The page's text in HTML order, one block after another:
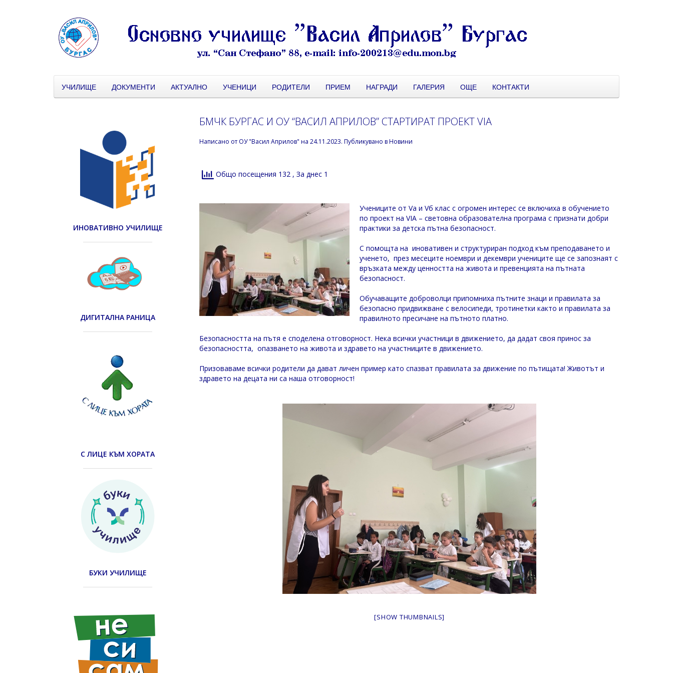
УЧИЛИЩЕ ДОКУМЕНТИ АКТУАЛНО УЧЕНИЦИ РОДИТЕЛИ ПРИЕМ НАГРАДИ ГАЛЕРИЯ ОЩЕ КОНТАКТИ
БМЧК БУРГАС И ОУ “ВАСИЛ АПРИЛОВ” СТАРТИРАТ ПРОЕКТ VIА
Написано от ОУ "Васил Априлов" на24.11.2023. Публикувано вНовини
Общо посещения 132 , За днес 1
Учениците от Va и Vб клас с огромен интерес се включиха в обучението
по проект на VIA – световна образователна програма с признати добри
практики за детска пътна безопасност.
С помощта на иновативен и структуриран подход към преподаването и
ученето, през месеците ноември и декември учениците ще се запознаят с
връзката между ценността на живота и превенцията на пътната
безопасност.
Обучаващите доброволци припомниха пътните знаци и правилата за
безопасно придвижване с велосипеди, тротинетки както и правилата за
правилното пресичане на пътното платно.
Безопасността на пътя е споделена отговорност. Нека всички участници в движението, да дадат своя принос за
безопасността, опазването на живота и здравето на участниците в движението.
Призоваваме всички родители да дават личен пример като спазват правилата за движение по пътищата! Животът и
здравето на децата ни са наша отговорност!
[SHOW THUMBNAILS]
ИНОВАТИВНО УЧИЛИЩЕ
ДИГИТАЛНА РАНИЦА
С ЛИЦЕ КЪМ ХОРАТА
БУКИ УЧИЛИЩЕ